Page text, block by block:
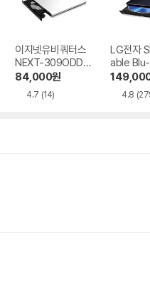
이지넷유비쿼터스
NEXT-309ODD-
BR 트레이 방식
84,000원
4.7 (14)
LG전자
able
Writer
4.8